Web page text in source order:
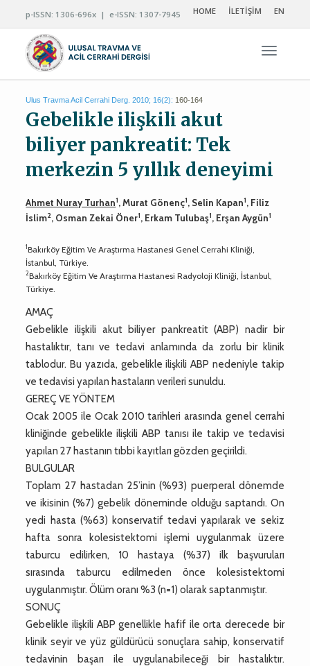
p-ISSN: 1306-696x | e-ISSN: 1307-7945 HOME İLETİŞİM EN
Ulus Travma Acil Cerrahi Derg. 2010; 16(2): 160-164
Gebelikle ilişkili akut
biliyer pankreatit: Tek
merkezin 5 yıllık deneyimi
Ahmet Nuray Turhan1, Murat Gönenç1, Selin Kapan1, Filiz
İslim2, Osman Zekai Öner1, Erkam Tulubaş1, Erşan Aygün1
1Bakırköy Eğitim Ve Araştırma Hastanesi Genel Cerrahi Kliniği,
İstanbul, Türkiye.
2Bakırköy Eğitim Ve Araştırma Hastanesi Radyoloji Kliniği, İstanbul,
Türkiye.
AMAÇ
Gebelikle ilişkili akut biliyer pankreatit (ABP) nadir bir
hastalıktır, tanı ve tedavi anlamında da zorlu bir klinik
tablodur. Bu yazıda, gebelikle ilişkili ABP nedeniyle takip
ve tedavisi yapılan hastaların verileri sunuldu.
GEREÇ VE YÖNTEM
Ocak 2005 ile Ocak 2010 tarihleri arasında genel cerrahi
kliniğinde gebelikle ilişkili ABP tanısı ile takip ve tedavisi
yapılan 27 hastanın tıbbi kayıtları gözden geçirildi.
BULGULAR
Toplam 27 hastadan 25’inin (%93) puerperal dönemde
ve ikisinin (%7) gebelik döneminde olduğu saptandı. On
yedi hasta (%63) konservatif tedavi yapılarak ve sekiz
hafta sonra kolesistektomi işlemi uygulanmak üzere
taburcu edilirken, 10 hastaya (%37) ilk başvuruları
sırasında taburcu edilmeden önce kolesistektomi
uygulanmıştır. Ölüm oranı %3 (n=1) olarak saptanmıştır.
SONUÇ
Gebelikle ilişkili ABP genellikle hafif ile orta derecede bir
klinik seyir ve yüz güldürücü sonuçlara sahip, konservatif
tedavinin başarı ile uygulanabileceği bir hastalıktır.